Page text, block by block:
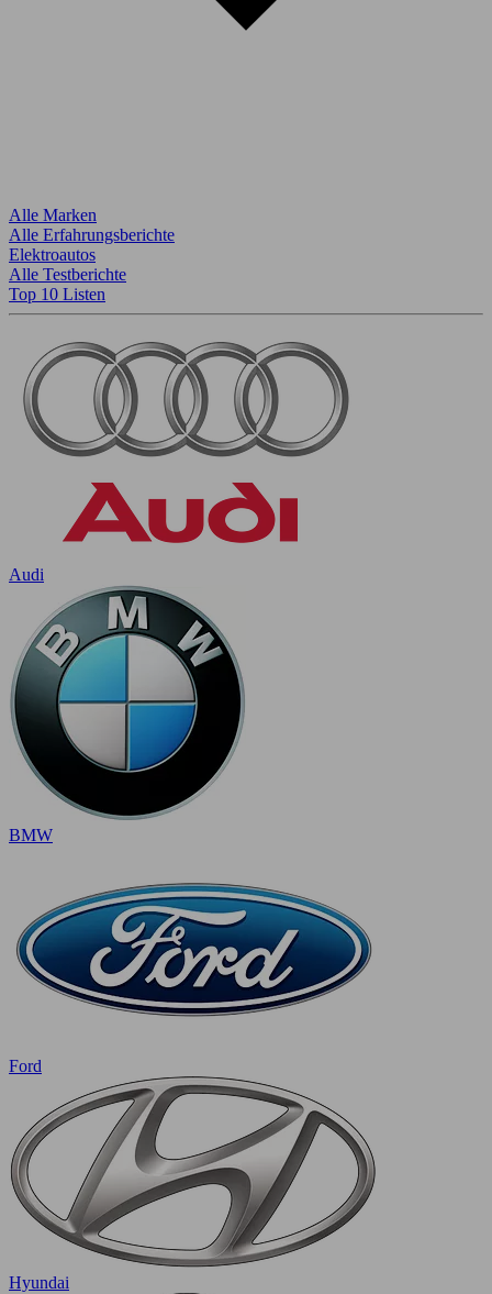
Alle Marken
Alle Erfahrungsberichte
Elektroautos
Alle Testberichte
Top 10 Listen
Audi
BMW
Ford
Hyundai